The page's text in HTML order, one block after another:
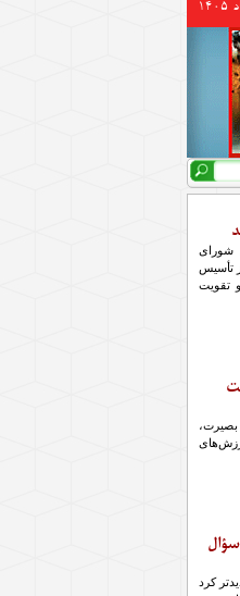
شورای
تأسیس
تقویت
بصیرت،
کرد